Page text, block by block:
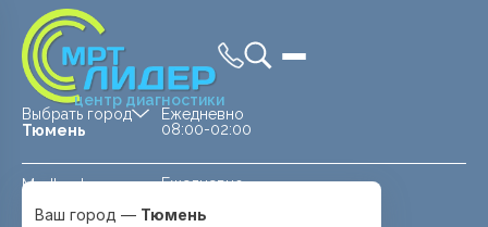
центр диагностики
Выбрать город
Тюмень
Medland —
Тюмень
Ежедневно
08:00-02:00
Ежедневно
Перейти
Ваш город — Тюмень